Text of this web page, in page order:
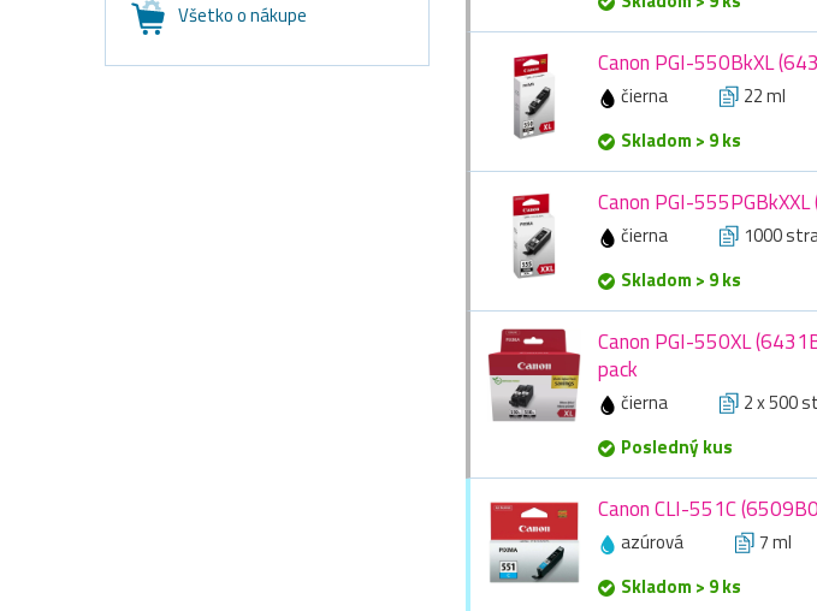
Všetko o nákupe
Canon PGI-550BkXL
čierna 22 ml
Skladom > 9 ks
Canon PGI-
čierna 1000
Skladom > 9 ks
Canon PGI-550XL
pack
čierna 2 x 500
Posledný kus
Canon CLI-551C
azúrová 7 ml
Skladom > 9 ks